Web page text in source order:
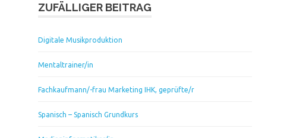
ZUFÄLLIGER BEITRAG
Digitale Musikproduktion
Mentaltrainer/in
Fachkaufmann/-frau Marketing IHK, geprüfte/r
Spanisch – Spanisch Grundkurs